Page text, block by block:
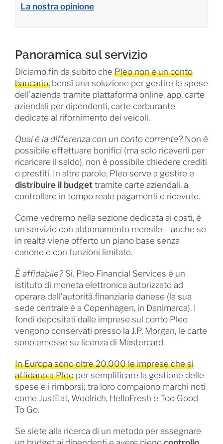
La nostra opinione
Panoramica sul servizio
Diciamo fin da subito che Pleo non è un conto
bancario,bensì una soluzione per gestire le spese
dell’azienda tramite piattaforma online, app, carte
aziendali per dipendenti, carte carburante
dedicate al rifornimento dei veicoli.
Qual è la differenza con un conto corrente?Non è
possibile effettuare bonifici (ma solo riceverli per
ricaricare il saldo), non è possibile chiedere crediti
o prestiti. In altre parole, Pleo serve a gestire e
distribuire il budgettramite carte aziendali, a
controllare in tempo reale pagamenti e ricevute.
Come vedremo nella sezione dedicata ai costi, è
un servizio con abbonamento mensile – anche se
in realtà viene offerto un piano base senza
canone e con funzioni limitate.
È affidabile?Sì. Pleo Financial Services è un
istituto di moneta elettronica autorizzato ad
operare dall’autorità finanziaria danese (la sua
sede centrale è a Copenhagen, in Danimarca). I
fondi depositati dalle imprese sul conto Pleo
vengono conservati presso la J.P. Morgan, le carte
sono emesse su licenza di Mastercard.
In Europa sono oltre 20.000 le imprese che si
affidano a Pleoper semplificare la gestione delle
spese e i rimborsi; tra loro compaiono marchi noti
come JustEat, Woolrich, HelloFresh e Too Good
To Go.
Se siete alla ricerca di un metodo per assegnare